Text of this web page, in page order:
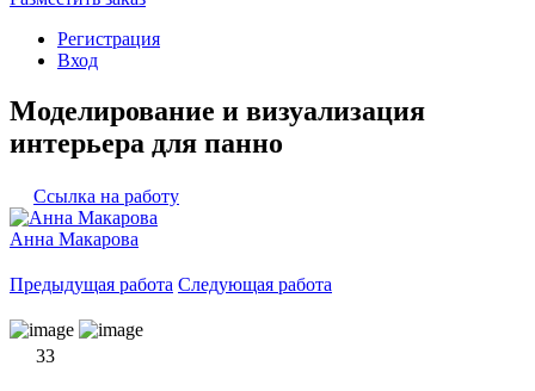
Регистрация
Вход
Моделирование и визуализация
интерьера для панно
Ссылка на работу
Анна Макарова
Предыдущая работа Следующая работа
33